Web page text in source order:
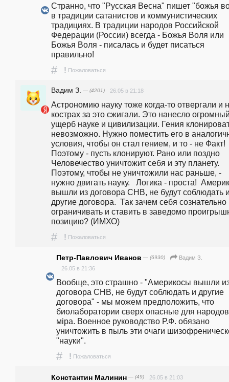
Странно, что "Русская Весна" пишет "божья
в традиции сатанистов и коммунистических
традициях. В традиции народов Российской
Федерации (России) всегда - Божья Воля или
Божья Воля - писалась и будет писаться
правильно!
# ! Пожаловаться
Вадим З. — (4201) 26.05 в 21:18
Астрономию науку тоже когда-то отвергали и
кострах за это сжигали. Это нанесло
ущерб науке и цивилизации. Гения
невозможно. Нужно поместить его в
условия, чтобы он стал гением, и то - не Факт!
Поэтому - пусть клонируют. Рано или поздно
Человечество уничтожит себя и эту планету.
Поэтому, чтобы не уничтожили нас раньше, -
нужно двигать науку.   Логика - проста!
вышли из договора СНВ, не будут соблюдать
другие договора.  Так зачем себя сознательно
ограничивать и ставить в заведомо
позицию? (ИМХО)
# ! Пожаловаться
Петр-Павлович Иванов — (6930)
Вадим З.
26.05 в 21:36
Вообще, это страшно - "Америкосы вышли
договора СНВ, не будут соблюдать и другие
договора" - мы можем предположить, что
биолаборатории сверх опасные для народов
мiра. Военное руководство Р.Ф. обязано
уничтожить в пыль эти очаги
"науки".
# ! Пожаловаться
Константин Малинин — (49) 26.05 в 21:03